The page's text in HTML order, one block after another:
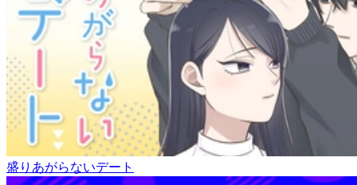
盛りあがらないデート